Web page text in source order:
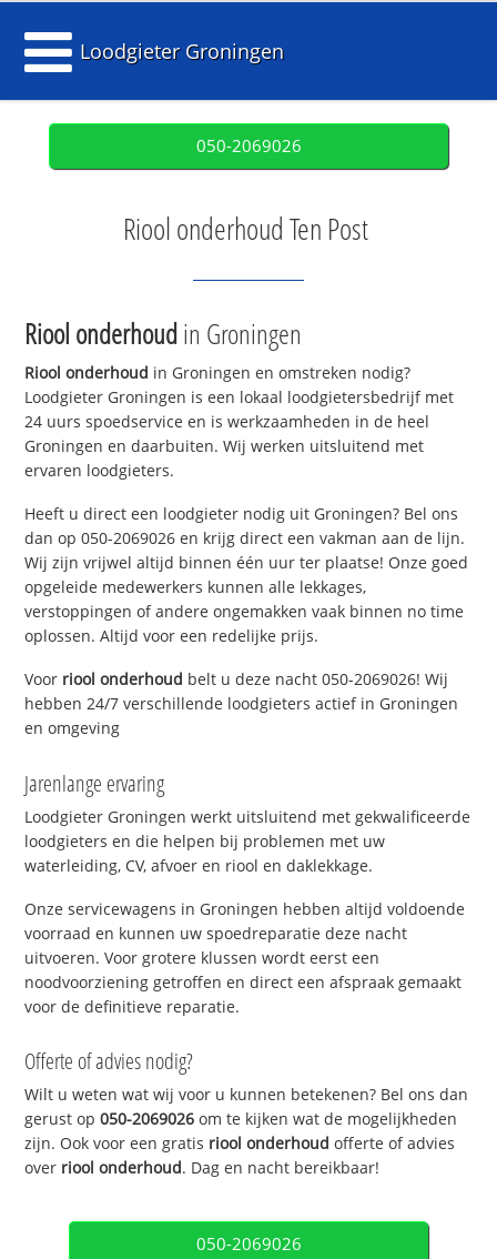
Loodgieter Groningen
050-2069026
Riool onderhoud Ten Post
Riool onderhoudin Groningen
Riool onderhoud in Groningen en omstreken nodig?
Loodgieter Groningen is een lokaal loodgietersbedrijf met
24 uurs spoedservice en is werkzaamheden in de heel
Groningen en daarbuiten. Wij werken uitsluitend met
ervaren loodgieters.
Heeft u direct een loodgieter nodig uit Groningen? Bel ons
dan op 050-2069026 en krijg direct een vakman aan de lijn.
Wij zijn vrijwel altijd binnen één uur ter plaatse! Onze goed
opgeleide medewerkers kunnen alle lekkages,
verstoppingen of andere ongemakken vaak binnen no time
oplossen. Altijd voor een redelijke prijs.
Voor riool onderhoud belt u deze nacht 050-2069026! Wij
hebben 24/7 verschillende loodgieters actief in Groningen
en omgeving
Jarenlange ervaring
Loodgieter Groningen werkt uitsluitend met gekwalificeerde
loodgieters en die helpen bij problemen met uw
waterleiding, CV, afvoer en riool en daklekkage.
Onze servicewagens in Groningen hebben altijd voldoende
voorraad en kunnen uw spoedreparatie deze nacht
uitvoeren. Voor grotere klussen wordt eerst een
noodvoorziening getroffen en direct een afspraak gemaakt
voor de definitieve reparatie.
Offerte of advies nodig?
Wilt u weten wat wij voor u kunnen betekenen? Bel ons dan
gerust op050-2069026 om te kijken wat de mogelijkheden
zijn. Ook voor een gratis riool onderhoud offerte of advies
over riool onderhoud. Dag en nacht bereikbaar!
050-2069026